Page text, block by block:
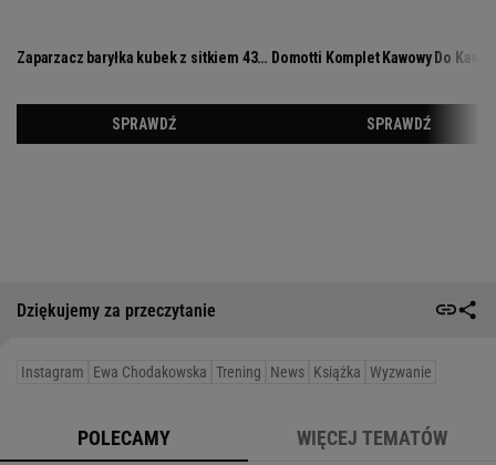
Dziękujemy za przeczytanie
Instagram Ewa Chodakowska Trening News Książka Wyzwanie
POLECAMY WIĘCEJ TEMATÓW